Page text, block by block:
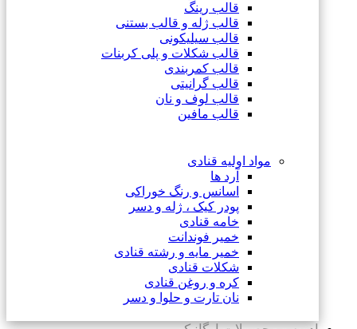
قالب رینگ
قالب ژله و قالب بستنی
قالب سیلیکونی
قالب شکلات و پلی کربنات
قالب کمربندی
قالب گرانیتی
قالب لوف و نان
قالب مافین
مواد اولیه قنادی
آرد ها
اسانس و رنگ خوراکی
پودر کیک ، ژله و دسر
خامه قنادی
خمیر فوندانت
خمیر مایه و رشته قنادی
شکلات قنادی
کره و روغن قنادی
نان تارت و حلوا و دسر